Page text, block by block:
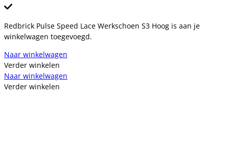
Redbrick Pulse Speed Lace Werkschoen S3 Hoog is aan je
winkelwagen toegevoegd.
Naar winkelwagen
Verder winkelen
Naar winkelwagen
Verder winkelen